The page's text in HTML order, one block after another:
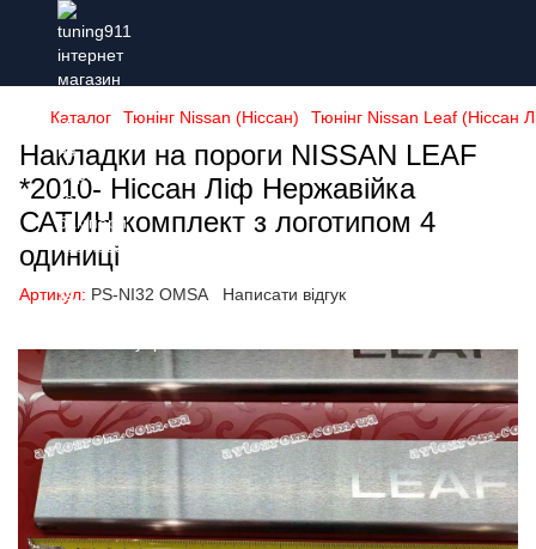
Каталог Тюнінг Nissan (Ніссан) Тюнінг Nissan Leaf (Ніссан
Накладки на пороги NISSAN LEAF
*2010- Ніссан Ліф Нержавійка
САТИН комплект з логотипом 4
одиниці
Артикул: PS-NI32 OMSA Написати відгук